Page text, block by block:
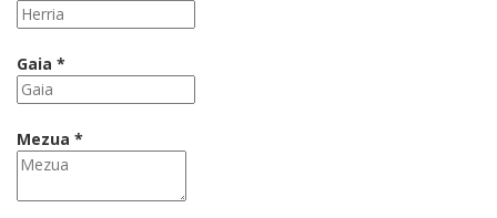
Gaia *
Mezua *